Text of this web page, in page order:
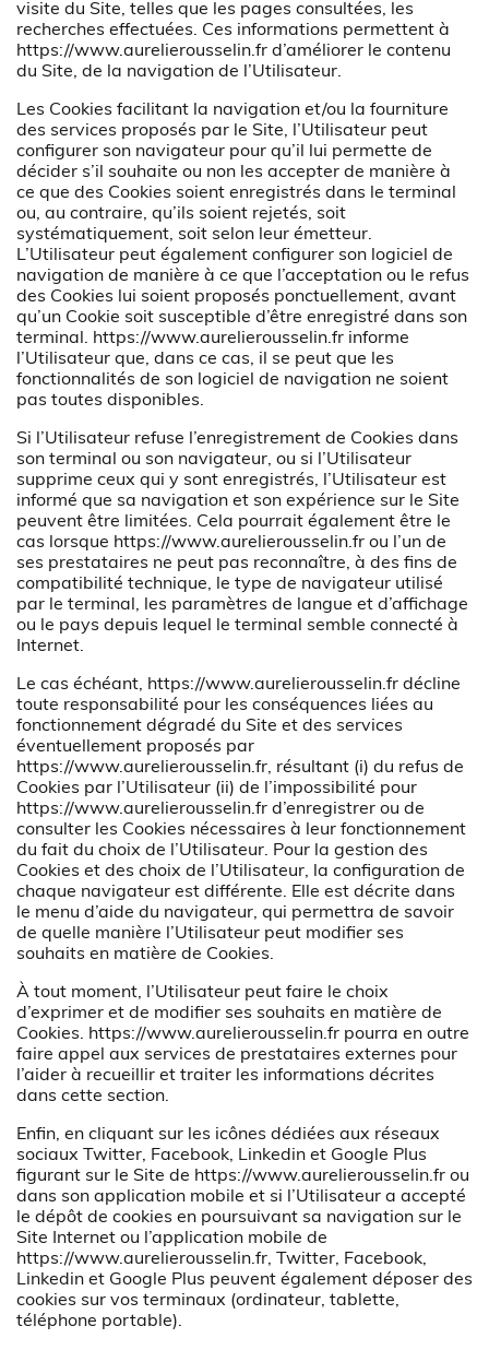
visite du Site, telles que les pages consultées, les
recherches effectuées. Ces informations permettent à
https://www.aurelierousselin.fr d’améliorer le contenu
du Site, de la navigation de l’Utilisateur.
Les Cookies facilitant la navigation et/ou la fourniture
des services proposés par le Site, l’Utilisateur peut
configurer son navigateur pour qu’il lui permette de
décider s’il souhaite ou non les accepter de manière à
ce que des Cookies soient enregistrés dans le terminal
ou, au contraire, qu’ils soient rejetés, soit
systématiquement, soit selon leur émetteur.
L’Utilisateur peut également configurer son logiciel de
navigation de manière à ce que l’acceptation ou le refus
des Cookies lui soient proposés ponctuellement, avant
qu’un Cookie soit susceptible d’être enregistré dans son
terminal. https://www.aurelierousselin.fr informe
l’Utilisateur que, dans ce cas, il se peut que les
fonctionnalités de son logiciel de navigation ne soient
pas toutes disponibles.
Si l’Utilisateur refuse l’enregistrement de Cookies dans
son terminal ou son navigateur, ou si l’Utilisateur
supprime ceux qui y sont enregistrés, l’Utilisateur est
informé que sa navigation et son expérience sur le Site
peuvent être limitées. Cela pourrait également être le
cas lorsque https://www.aurelierousselin.fr ou l’un de
ses prestataires ne peut pas reconnaître, à des fins de
compatibilité technique, le type de navigateur utilisé
par le terminal, les paramètres de langue et d’affichage
ou le pays depuis lequel le terminal semble connecté à
Internet.
Le cas échéant, https://www.aurelierousselin.fr décline
toute responsabilité pour les conséquences liées au
fonctionnement dégradé du Site et des services
éventuellement proposés par
https://www.aurelierousselin.fr, résultant (i) du refus de
Cookies par l’Utilisateur (ii) de l’impossibilité pour
https://www.aurelierousselin.fr d’enregistrer ou de
consulter les Cookies nécessaires à leur fonctionnement
du fait du choix de l’Utilisateur. Pour la gestion des
Cookies et des choix de l’Utilisateur, la configuration de
chaque navigateur est différente. Elle est décrite dans
le menu d’aide du navigateur, qui permettra de savoir
de quelle manière l’Utilisateur peut modifier ses
souhaits en matière de Cookies.
À tout moment, l’Utilisateur peut faire le choix
d’exprimer et de modifier ses souhaits en matière de
Cookies. https://www.aurelierousselin.fr pourra en outre
faire appel aux services de prestataires externes pour
l’aider à recueillir et traiter les informations décrites
dans cette section.
Enfin, en cliquant sur les icônes dédiées aux réseaux
sociaux Twitter, Facebook, Linkedin et Google Plus
figurant sur le Site de https://www.aurelierousselin.fr ou
dans son application mobile et si l’Utilisateur a accepté
le dépôt de cookies en poursuivant sa navigation sur le
Site Internet ou l’application mobile de
https://www.aurelierousselin.fr, Twitter, Facebook,
Linkedin et Google Plus peuvent également déposer des
cookies sur vos terminaux (ordinateur, tablette,
téléphone portable).